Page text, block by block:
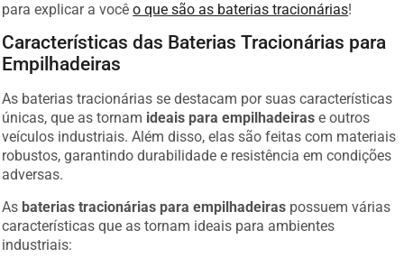
para explicar a vocêo que são as baterias tracionárias!
Características das Baterias Tracionárias para
Empilhadeiras
As baterias tracionárias se destacam por suas características
únicas, que as tornam ideais para empilhadeiras e outros
veículos industriais. Além disso, elas são feitas com materiais
robustos, garantindo durabilidade e resistência em condições
adversas.
As baterias tracionárias para empilhadeiras possuem várias
características que as tornam ideais para ambientes
industriais: